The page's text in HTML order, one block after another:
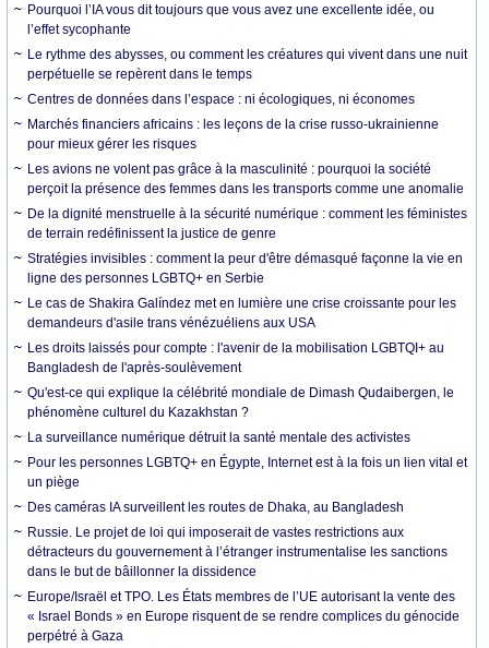
Pourquoi l’IA vous dit toujours que vous avez une excellente idée, ou
l’effet sycophante
Le rythme des abysses, ou comment les créatures qui vivent dans une nuit
perpétuelle se repèrent dans le temps
Centres de données dans l’espace : ni écologiques, ni économes
Marchés financiers africains : les leçons de la crise russo-ukrainienne
pour mieux gérer les risques
Les avions ne volent pas grâce à la masculinité : pourquoi la société
perçoit la présence des femmes dans les transports comme une anomalie
De la dignité menstruelle à la sécurité numérique : comment les féministes
de terrain redéfinissent la justice de genre
Stratégies invisibles : comment la peur d'être démasqué façonne la vie en
ligne des personnes LGBTQ+ en Serbie
Le cas de Shakira Galíndez met en lumière une crise croissante pour les
demandeurs d'asile trans vénézuéliens aux USA
Les droits laissés pour compte : l'avenir de la mobilisation LGBTQI+ au
Bangladesh de l'après-soulèvement
Qu'est-ce qui explique la célébrité mondiale de Dimash Qudaibergen, le
phénomène culturel du Kazakhstan ?
La surveillance numérique détruit la santé mentale des activistes
Pour les personnes LGBTQ+ en Égypte, Internet est à la fois un lien vital et
un piège
Des caméras IA surveillent les routes de Dhaka, au Bangladesh
Russie. Le projet de loi qui imposerait de vastes restrictions aux
détracteurs du gouvernement à l’étranger instrumentalise les sanctions
dans le but de bâillonner la dissidence
Europe/Israël et TPO. Les États membres de l’UE autorisant la vente des
« Israel Bonds » en Europe risquent de se rendre complices du génocide
perpétré à Gaza